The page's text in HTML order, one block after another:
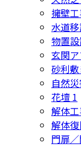
擁壁
水道
物置
玄関
砂利
自然
花壇 1
解体
解体
門扉